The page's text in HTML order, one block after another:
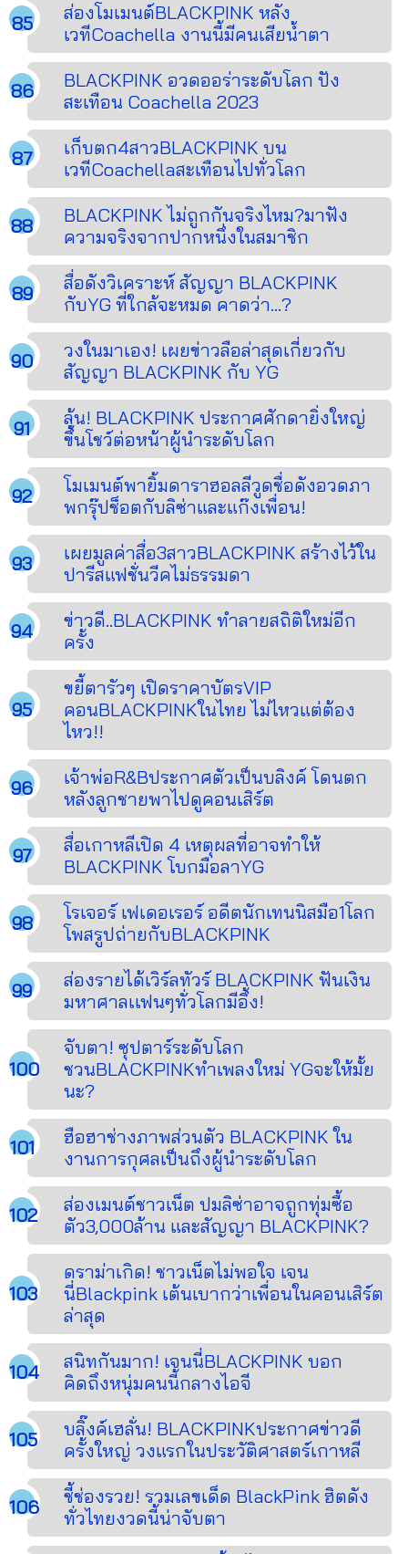
ส่องโมเมนต์BLACKPINK หลัง
เวทีCoachella งานนี้มีคนเสียน้ำตา
BLACKPINK อวดออร่าระดับโลก ปัง
สะเทือน Coachella 2023⁣
เก็บตก4สาวBLACKPINK บน
เวทีCoachellaสะเทือนไปทั่วโลก
BLACKPINK ไม่ถูกกันจริงไหม?มาฟัง
ความจริงจากปากหนึ่งในสมาชิก
สื่อดังวิเคราะห์ สัญญา BLACKPINK
กับYG ที่ใกล้จะหมด คาดว่า...?
วงในมาเอง! เผยข่าวลือล่าสุดเกี่ยวกับ
สัญญา BLACKPINK กับ YG
ลุ้น! BLACKPINK ประกาศศักดายิ่งใหญ่
ขึ้นโชว์ต่อหน้าผู้นำระดับโลก
โมเมนต์พายิ้มดาราฮอลลีวูดชื่อดังอวดภา
พกรุ๊ปช็อตกับลิซ่าและแก๊งเพื่อน!
เผยมูลค่าสื่อ3สาวBLACKPINK สร้างไว้ใน
ปารีสแฟชั่นวีคไม่ธรรมดา
ข่าวดี..BLACKPINK ทำลายสถิติใหม่อีก
ครั้ง
ขยี้ตารัวๆ เปิดราคาบัตรVIP
คอนBLACKPINKในไทย ไม่ไหวแต่ต้อง
ไหว!!
เจ้าพ่อR&Bประกาศตัวเป็นบลิงค์ โดนตก
หลังลูกชายพาไปดูคอนเสิร์ต
สื่อเกาหลีเปิด 4 เหตุผลที่อาจทำให้
BLACKPINK โบกมือลาYG
โรเจอร์ เฟเดอเรอร์ อดีตนักเทนนิสมือ1โลก
โพสรูปถ่ายกับBLACKPINK
ส่องรายได้เวิร์ลทัวร์ BLACKPINK ฟันเงิน
มหาศาลเเฟนๆทั่วโลกมีอึ้ง!
จับตา! ซุปตาร์ระดับโลก
ชวนBLACKPINKทำเพลงใหม่ YGจะให้มั้ย
นะ?
ฮือฮาช่างภาพส่วนตัว BLACKPINK ใน
งานการกุศลเป็นถึงผู้นำระดับโลก
ส่องเมนต์ชาวเน็ต ปมลิซ่าอาจถูกทุ่มซื้อ
ตัว3,000ล้าน และสัญญา BLACKPINK?
ดราม่าเกิด! ชาวเน็ตไม่พอใจ เจน
นี่Blackpink เต้นเบากว่าเพื่อนในคอนเสิร์ต
ล่าสุด
สนิทกันมาก! เจนนี่BLACKPINK บอก
คิดถึงหนุ่มคนนี้กลางไอจี
บลิ๊งค์เฮลั่น! BLACKPINKประกาศข่าวดี
ครั้งใหญ่ วงแรกในประวัติศาสตร์เกาหลี
ชี้ช่องรวย! รวมเลขเด็ด BlackPink ฮิตดัง
ทั่วไทยงวดนี้น่าจับตา